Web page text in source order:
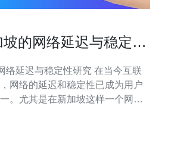
的网络延迟与稳定性
与稳定性研究 在当今互联
网络的延迟和稳定性已成为用户
。尤其是在新加坡这样一个网络
在新加坡的网络延迟与稳定性，提